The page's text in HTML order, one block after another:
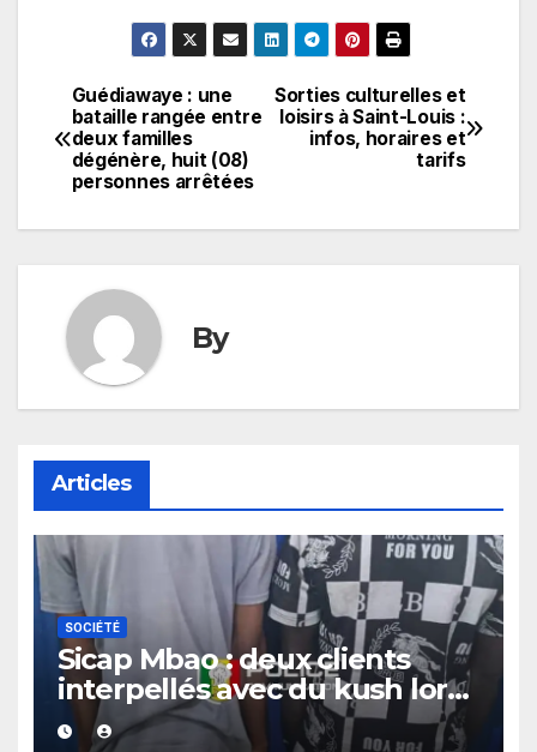
Navigation
de
l’article
Sorties culturelles et
loisirs à Saint-Louis :
infos, horaires et
tarifs
Guédiawaye : une
bataille rangée entre
deux familles
dégénère, huit (08)
personnes arrêtées
By
Articles
SOCIÉTÉ
Sicap Mbao : deux clients
interpellés avec du kush lors
d’un contrôle de police dans